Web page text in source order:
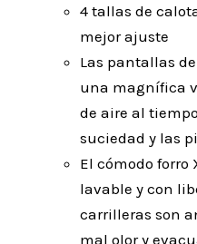
4 tallas de
mejor ajuste
Las pantallas
una magnífica
de aire al
suciedad y las
El cómodo
lavable y con
carrilleras son
mal olor y